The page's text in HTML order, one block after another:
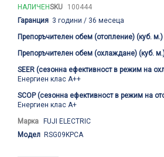
НАЛИЧЕНSKU
100444
Гаранция 3 години / 36 месеца
Препоръчителен обем (отопление) (куб. м.)
Препоръчителен обем (охлаждане) (куб.
SEER (сезонна ефективност в режим на
Енергиен клас A++
SCOP (сезонна ефективност в режим на
Енергиен клас A+
Марка FUJI ELECTRIC
Модел RSG09KPCA